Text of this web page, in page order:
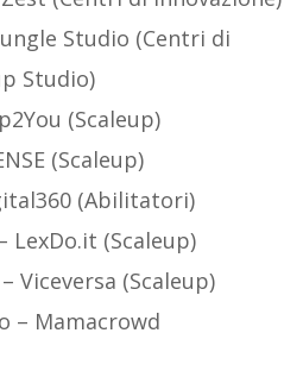
Studio (Centri di
Studio)
(Scaleup)
(Scaleup)
(Abilitatori)
(Scaleup)
Viceversa (Scaleup)
– Mamacrowd